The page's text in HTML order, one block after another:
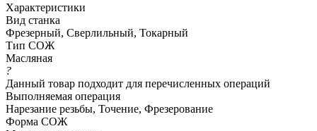
Характеристики
Вид станка
Фрезерный, Сверлильный, Токарный
Тип СОЖ
Масляная
?
Данный товар подходит для перечисленных операций
Выполняемая операция
Нарезание резьбы, Точение, Фрезерование
Форма СОЖ